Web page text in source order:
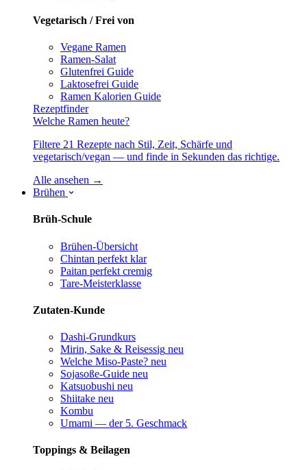
Vegetarisch / Frei von
Vegane Ramen
Ramen-Salat
Glutenfrei Guide
Laktosefrei Guide
Ramen Kalorien Guide
Rezeptfinder
Welche Ramen heute?
Filtere 21 Rezepte nach Stil, Zeit, Schärfe und
vegetarisch/vegan — und finde in Sekunden das richtige.
Alle ansehen →
Brühen
Brüh-Schule
Brühen-Übersicht
Chintan perfekt klar
Paitan perfekt cremig
Tare-Meisterklasse
Zutaten-Kunde
Dashi-Grundkurs
Mirin, Sake & Reisessig neu
Welche Miso-Paste? neu
Sojasoße-Guide neu
Katsuobushi neu
Shiitake neu
Kombu
Umami — der 5. Geschmack
Toppings & Beilagen